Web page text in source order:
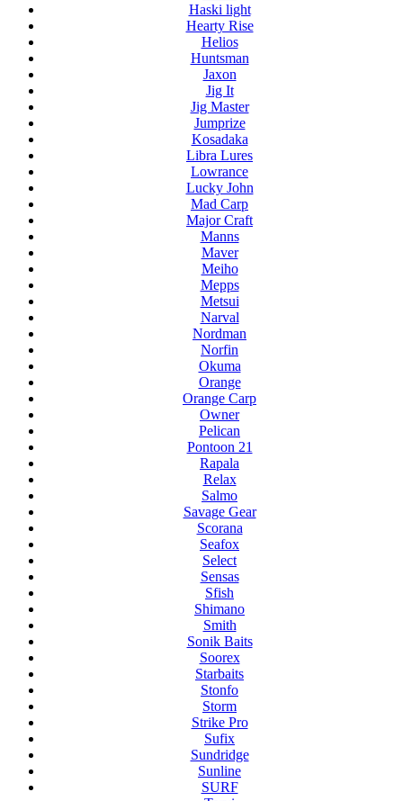
Haski light
Hearty Rise
Helios
Huntsman
Jaxon
Jig It
Jig Master
Jumprize
Kosadaka
Libra Lures
Lowrance
Lucky John
Mad Carp
Major Craft
Manns
Maver
Meiho
Mepps
Metsui
Narval
Nordman
Norfin
Okuma
Orange
Orange Carp
Owner
Pelican
Pontoon 21
Rapala
Relax
Salmo
Savage Gear
Scorana
Seafox
Select
Sensas
Sfish
Shimano
Smith
Sonik Baits
Soorex
Starbaits
Stonfo
Storm
Strike Pro
Sufix
Sundridge
Sunline
SURF